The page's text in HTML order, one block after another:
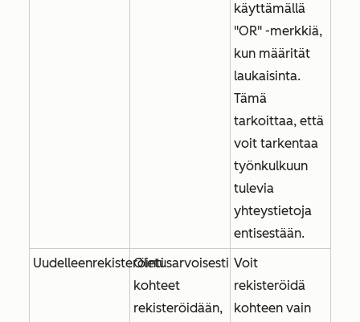
käyttämällä
"OR" -merkkiä,
kun määrität
laukaisinta.
Tämä
tarkoittaa, että
voit tarkentaa
työnkulkuun
tulevia
yhteystietoja
entisestään.
UudelleenrekisteröintiOletusarvoisesti
kohteet
rekisteröidään,
Voit
rekisteröidä
kohteen vain